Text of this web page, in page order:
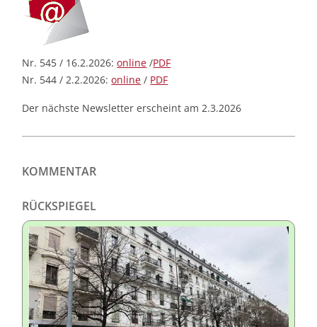
Nr. 545 / 16.2.2026:online /PDF
Nr. 544 / 2.2.2026:online / PDF
Der nächste Newsletter erscheint am 2.3.2026
KOMMENTAR
RÜCKSPIEGEL